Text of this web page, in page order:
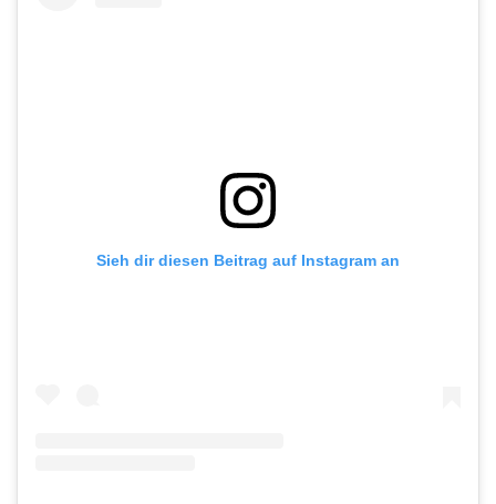
Sieh dir diesen Beitrag auf Instagram an